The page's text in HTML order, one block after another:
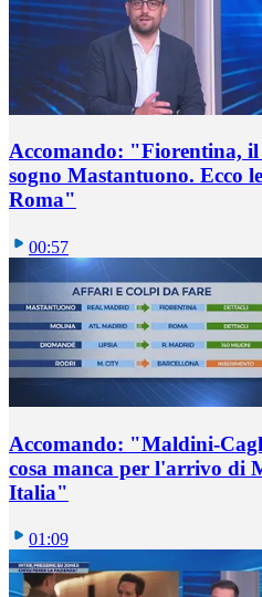
Accomando: "Fiorentina,
sogno Mastantuono. Ecco
Roma"
00:57
Accomando: "Maldini-
cosa manca per l'arrivo di
Italia"
01:09